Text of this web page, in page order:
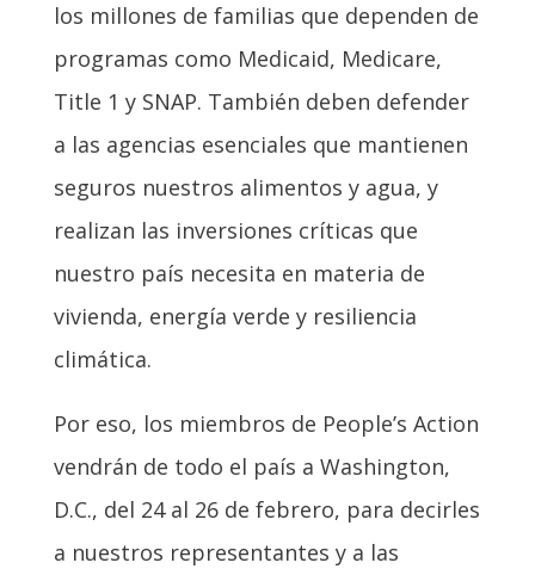
los millones de familias que dependen de
programas como Medicaid, Medicare,
Title 1 y SNAP. También deben defender
a las agencias esenciales que mantienen
seguros nuestros alimentos y agua, y
realizan las inversiones críticas que
nuestro país necesita en materia de
vivienda, energía verde y resiliencia
climática.
Por eso, los miembros de People’s Action
vendrán de todo el país a Washington,
D.C., del 24 al 26 de febrero, para decirles
a nuestros representantes y a las